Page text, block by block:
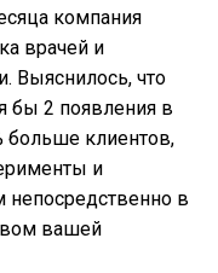
компания
врачей и
Выяснилось, что
бы 2 появления в
больше клиентов,
и
непосредственно в
вашей